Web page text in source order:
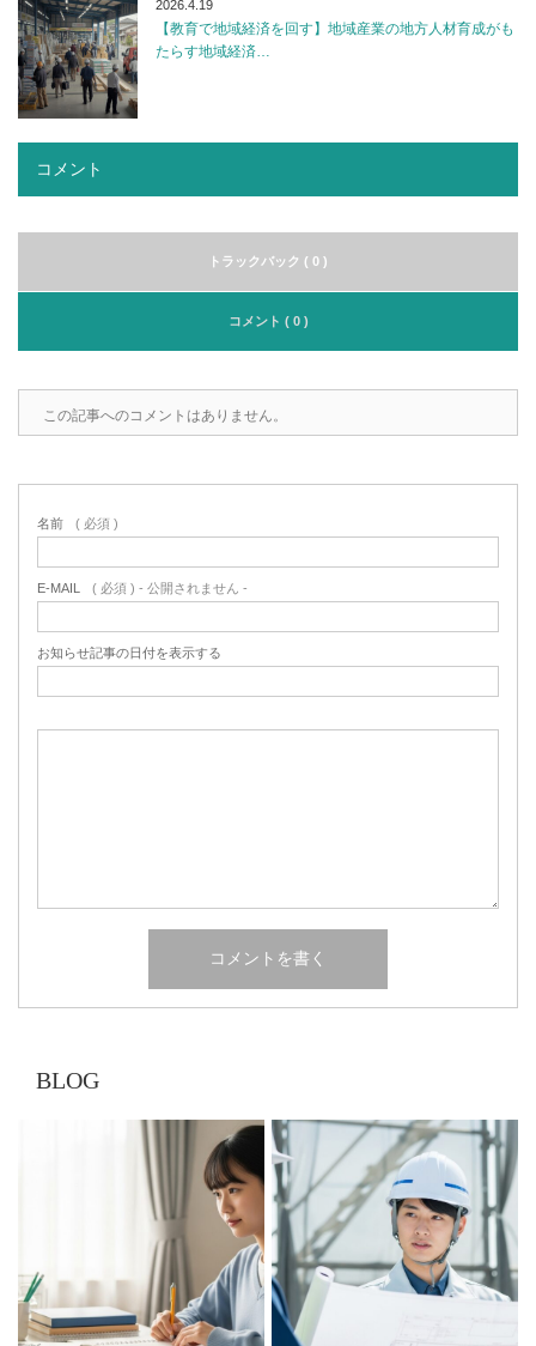
2026.4.19
【教育で地域経済を回す】地域産業の地方人材育成がも
たらす地域経済…
コメント
トラックバック ( 0 )
コメント ( 0 )
この記事へのコメントはありません。
名前 ( 必須 )
E-MAIL ( 必須 ) - 公開されません -
お知らせ記事の日付を表示する
BLOG